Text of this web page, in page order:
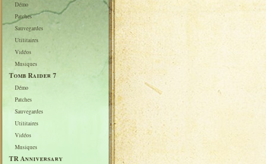
Démo
Patches
Sauvegardes
Utilitaires
Vidéos
Musiques
Tomb Raider 7
Démo
Patches
Sauvegardes
Utilitaires
Vidéos
Musiques
TR Anniversary